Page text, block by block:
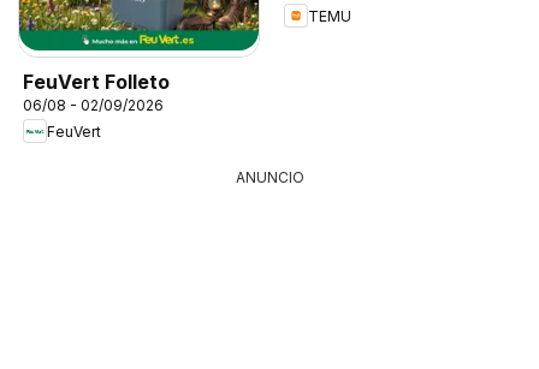
FeuVert Folleto
06/08 - 02/09/2026
FeuVert
TEMU
ANUNCIO